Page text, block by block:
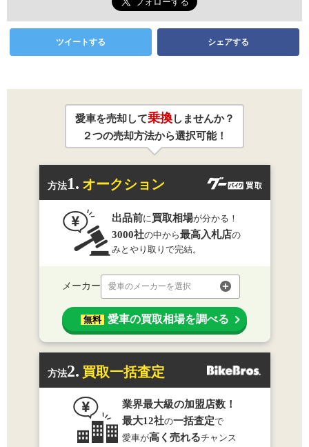
ツイートする シェアする
愛車を売却して乗換しませんか？
２つの売却方法から選択可能！
方法1. オークション
出品前に 買取相場が分かる！
3000社の中から最高入札店の
みとやり取りで完結。
メーカー 愛車のメーカーを選択
無料 愛車の買取相場を調べる
方法2. 買取一括査定
業界最大級の加盟店数！
最大12社の一括査定で
愛車が高く売れるチャンス